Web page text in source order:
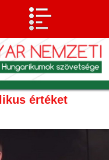
értéket